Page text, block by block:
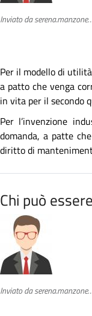
Inviato da
Per il modello di utilità
a patto che venga
in vita per il secondo
Per l’invenzione
domanda, a patte
diritto di
Chi può
Inviato da